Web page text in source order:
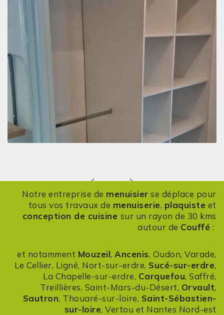
Previous Next
Notre entreprise de menuisier se déplace pour
tous vos travaux de menuiserie, plaquiste et
conception de cuisine sur un rayon de 30 kms
autour de Couffé :
et notamment Mouzeil,Ancenis, Oudon, Varade,
Le Cellier, Ligné, Nort-sur-erdre, Sucé-sur-erdre,
La Chapelle-sur-erdre, Carquefou, Saffré,
Treillières, Saint-Mars-du-Désert, Orvault,
Sautron, Thouaré-sur-loire, Saint-Sébastien-
sur-loire, Vertou et Nantes Nord-est